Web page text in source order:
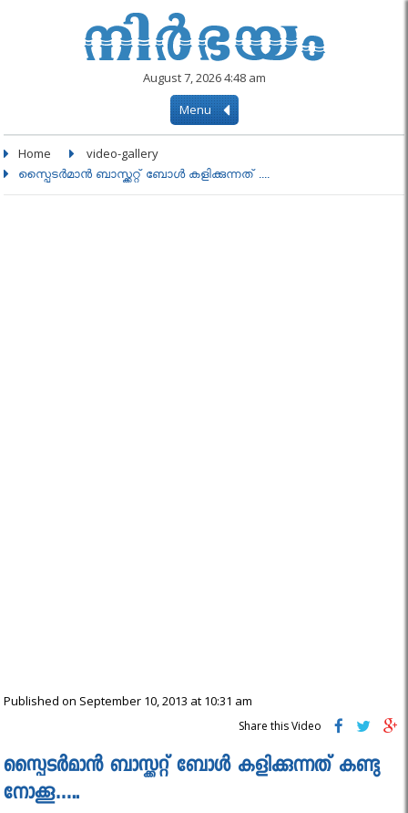
August 7, 2026 4:48 am
Menu
Home video-gallery
സ്പൈടർമാൻ ബാസ്ക്കറ്റ് ബോൾ കളിക്കുന്നത് ....
Published on September 10, 2013 at 10:31 am
Share this Video
സ്പൈടർമാൻ ബാസ്ക്കറ്റ് ബോൾ കളിക്കുന്നത് കണ്ടു
നോക്കൂ…..